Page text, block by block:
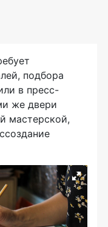
подбора
в пресс-
же двери
мастерской,